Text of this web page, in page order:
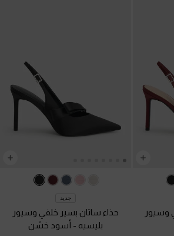
وسيور
جديد
حذاء ساتان بسير خلفي وسيور
بليسيه - أسود خشن